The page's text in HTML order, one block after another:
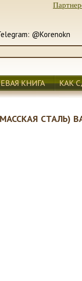
@Korenokn
КНИГА КАК
СТАЛЬ)